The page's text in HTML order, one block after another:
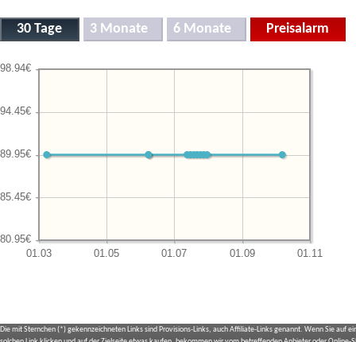
Die mit Sternchen (*) gekennzeichneten Links sind Provisions-Links, auch Affiliate-Links genannt. Wenn Sie auf